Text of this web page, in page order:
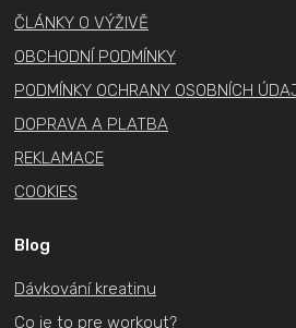
ČLÁNKY O VÝŽIVĚ
OBCHODNÍ PODMÍNKY
PODMÍNKY OCHRANY OSOBNÍCH
DOPRAVA A PLATBA
REKLAMACE
COOKIES
Blog
Dávkování kreatinu
Co je to pre workout?